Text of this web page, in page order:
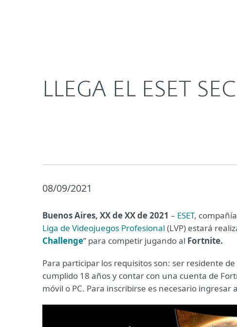
LLEGA EL ESET
08/09/2021
Buenos Aires, XX de XX de 2021 – ESET,
Liga de Videojuegos Profesional (LVP) estará
Challenge” para competir jugando al Fortnite.
Para participar los requisitos son: ser residente
cumplido 18 años y contar con una cuenta de
móvil o PC. Para inscribirse es necesario ingresar